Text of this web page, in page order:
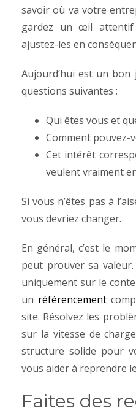
savoir où va votre
gardez un œil attentif
ajustez-les en
Aujourd’hui est un
questions suivantes :
Qui êtes vous et
Comment pouvez-
Cet intérêt
veulent vraiment
Si vous n’êtes pas à
vous devriez changer.
En général, c’est le
peut prouver sa
uniquement sur le
un référencement
site. Résolvez les
sur la vitesse de
structure solide pour
vous aider à reprendre
Faites des